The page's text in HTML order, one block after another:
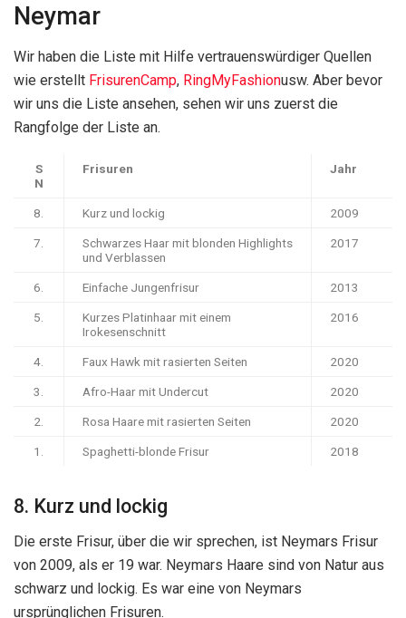
Neymar
Wir haben die Liste mit Hilfe vertrauenswürdiger Quellen
wie erstellt FrisurenCamp, RingMyFashionusw. Aber bevor
wir uns die Liste ansehen, sehen wir uns zuerst die
Rangfolge der Liste an.
S
N
Frisuren Jahr
8. Kurz und lockig 2009
7.
Schwarzes Haar mit blonden Highlights
und Verblassen
2017
6. Einfache Jungenfrisur 2013
5.
Kurzes Platinhaar mit einem
Irokesenschnitt
2016
4. Faux Hawk mit rasierten Seiten 2020
3. Afro-Haar mit Undercut 2020
2. Rosa Haare mit rasierten Seiten 2020
1. Spaghetti-blonde Frisur 2018
8. Kurz und lockig
Die erste Frisur, über die wir sprechen, ist Neymars Frisur
von 2009, als er 19 war. Neymars Haare sind von Natur aus
schwarz und lockig. Es war eine von Neymars
ursprünglichen Frisuren.